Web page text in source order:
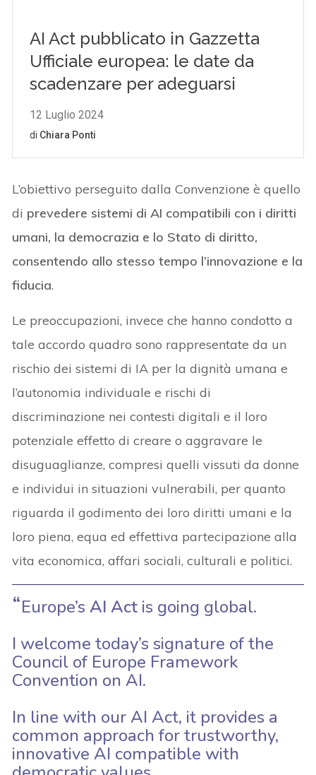
L’obiettivo perseguito dalla Convenzione è quello
di prevedere sistemi di AI compatibili con i diritti
umani, la democrazia e lo Stato di diritto,
consentendo allo stesso tempo l’innovazione e la
fiducia.
Le preoccupazioni, invece che hanno condotto a
tale accordo quadro sono rappresentate da un
rischio dei sistemi di IA per la dignità umana e
l’autonomia individuale e rischi di
discriminazione nei contesti digitali e il loro
potenziale effetto di creare o aggravare le
disuguaglianze, compresi quelli vissuti da donne
e individui in situazioni vulnerabili, per quanto
riguarda il godimento dei loro diritti umani e la
loro piena, equa ed effettiva partecipazione alla
vita economica, affari sociali, culturali e politici.
Europe’s AI Act is going global.
I welcome today’s signature of the
Council of Europe Framework
Convention on AI.
In line with our AI Act, it provides a
common approach for trustworthy,
innovative AI compatible with